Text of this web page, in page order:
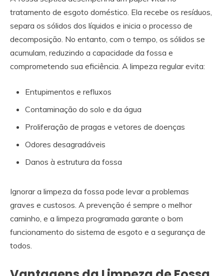
tratamento de esgoto doméstico. Ela recebe os resíduos,
separa os sólidos dos líquidos e inicia o processo de
decomposição. No entanto, com o tempo, os sólidos se
acumulam, reduzindo a capacidade da fossa e
comprometendo sua eficiência. A limpeza regular evita:
Entupimentos e refluxos
Contaminação do solo e da água
Proliferação de pragas e vetores de doenças
Odores desagradáveis
Danos à estrutura da fossa
Ignorar a limpeza da fossa pode levar a problemas
graves e custosos. A prevenção é sempre o melhor
caminho, e a limpeza programada garante o bom
funcionamento do sistema de esgoto e a segurança de
todos.